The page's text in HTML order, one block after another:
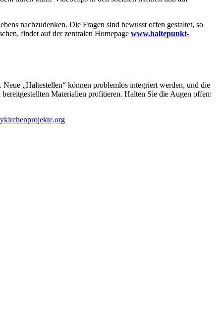
nachzudenken. Die Fragen sind bewusst offen gestaltet, so
findet auf der zentralen Homepage www.haltepunkt-
„Haltestellen“ können problemlos integriert werden, und die
Materialien profitieren. Halten Sie die Augen offen: